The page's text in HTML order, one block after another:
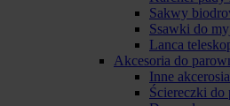
Sakwy
Ssawki do
Lanca
Akcesoria do
Inne
Ściereczki do